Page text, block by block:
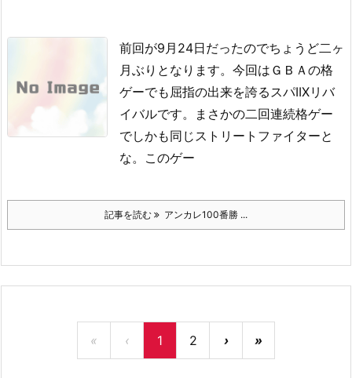
前回が9月24日だったのでちょうど二ヶ
月ぶりとなります。 今回はＧＢＡの格
ゲーでも屈指の出来を誇るスパIIXリバ
イバルです。
まさかの二回連続格ゲー
でしかも同じストリートファイターと
な。 このゲー
記事を読む アンカレ100番勝 ...
« ‹ 1 2 › »